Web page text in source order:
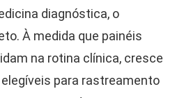
diagnóstica, o
À medida que painéis
na rotina clínica, cresce
para rastreamento